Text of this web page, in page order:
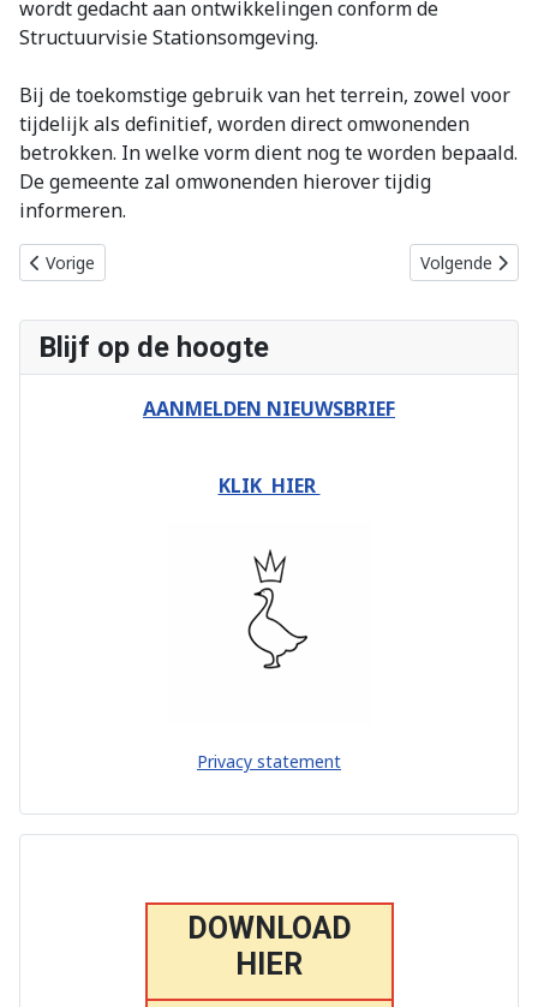
wordt gedacht aan ontwikkelingen conform de
Structuurvisie Stationsomgeving.
Bij de toekomstige gebruik van het terrein, zowel voor
tijdelijk als definitief, worden direct omwonenden
betrokken. In welke vorm dient nog te worden bepaald.
De gemeente zal omwonenden hierover tijdig
informeren.
Vorig artikel: Regen vertraagt tijdelijk parkeren Struikterrein
Vorige Volgende
Volgende
Blijf op de hoogte
AANMELDEN NIEUWSBRIEF
KLIK HIER
Privacy statement
DOWNLOAD
HIER